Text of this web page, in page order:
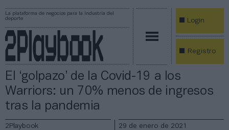
La plataforma de negocios para la industria del
deporte
Login
Registro
El ‘golpazo’ de la Covid-19 a los
Warriors: un 70% menos de ingresos
tras la pandemia
2Playbook 29 de enero de 2021